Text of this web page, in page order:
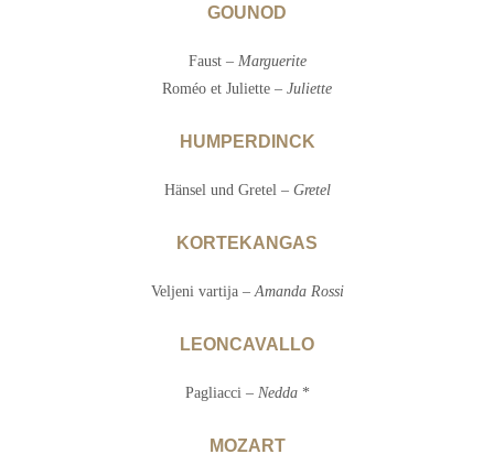
GOUNOD
Faust – Marguerite
Roméo et Juliette – Juliette
HUMPERDINCK
Hänsel und Gretel – Gretel
KORTEKANGAS
Veljeni vartija –Amanda Rossi
LEONCAVALLO
Pagliacci – Nedda*
MOZART